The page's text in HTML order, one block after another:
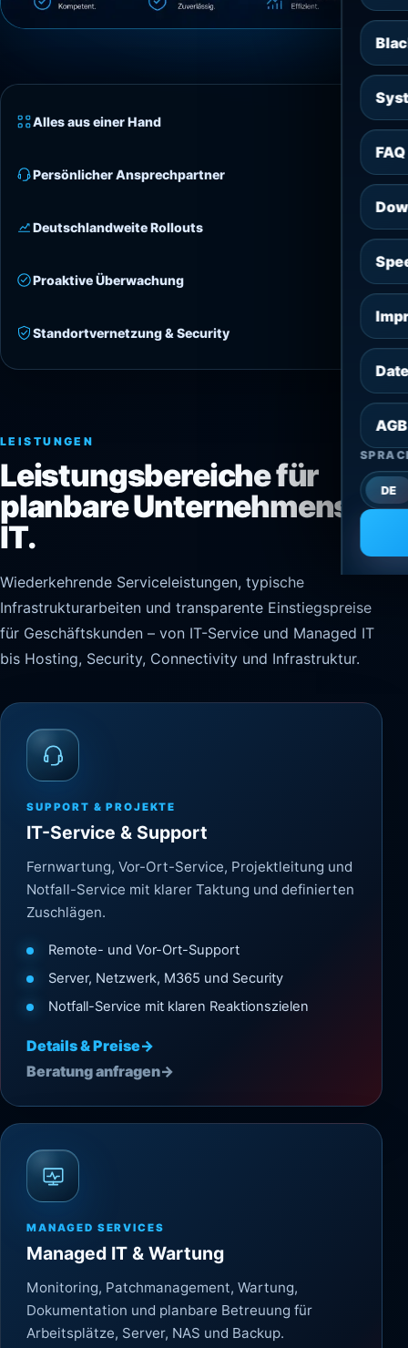
AGB
DE
Alles aus einer Hand
Persönlicher Ansprechpartner
Deutschlandweite Rollouts
Proaktive Überwachung
Standortvernetzung & Security
LEISTUNGEN
Leistungsbereiche für
planbare Unternehmens-
IT.
Wiederkehrende Serviceleistungen, typische
Infrastrukturarbeiten und transparente Einstiegspreise
für Geschäftskunden – von IT-Service und Managed IT
bis Hosting, Security, Connectivity und Infrastruktur.
SUPPORT & PROJEKTE
IT-Service & Support
Fernwartung, Vor-Ort-Service, Projektleitung und
Notfall-Service mit klarer Taktung und definierten
Zuschlägen.
Remote- und Vor-Ort-Support
Server, Netzwerk, M365 und Security
Notfall-Service mit klaren Reaktionszielen
Details & Preise→
Beratung anfragen→
MANAGED SERVICES
Managed IT & Wartung
Monitoring, Patchmanagement, Wartung,
Dokumentation und planbare Betreuung für
Arbeitsplätze, Server, NAS und Backup.